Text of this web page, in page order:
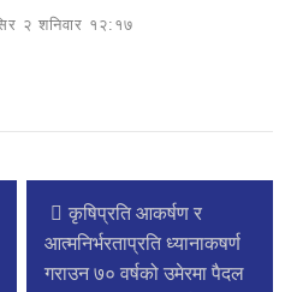
२ शनिवार १२:१७
कृषिप्रति आकर्षण र
आत्मनिर्भरताप्रति ध्यानाकषर्ण
गराउन ७० वर्षको उमेरमा पैदल